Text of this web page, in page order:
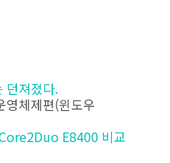
던져졌다.
체제편(윈도우
E8400 비교